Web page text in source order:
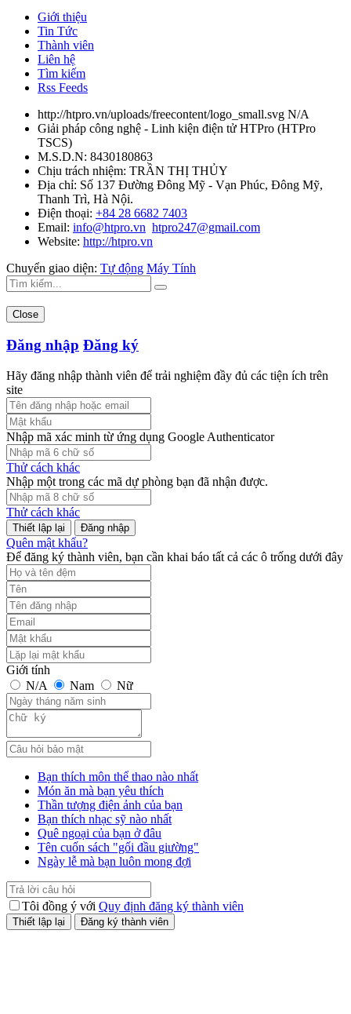
Giới thiệu
Tin Tức
Thành viên
Liên hệ
Tìm kiếm
Rss Feeds
http://htpro.vn/uploads/freecontent/logo_small.svg N/A
Giải pháp công nghệ - Linh kiện điện tử HTPro (HTPro
TSCS)
M.S.D.N: 8430180863
Chịu trách nhiệm: TRẦN THỊ THỦY
Địa chỉ: Số 137 Đường Đông Mỹ - Vạn Phúc, Đông Mỹ,
Thanh Trì, Hà Nội.
Điện thoại: +84 28 6682 7403
Email: info@htpro.vn htpro247@gmail.com
Website: http://htpro.vn
Chuyển giao diện: Tự động Máy Tính
Close
Đăng nhập Đăng ký
Hãy đăng nhập thành viên để trải nghiệm đầy đủ các tiện ích trên
site
Nhập mã xác minh từ ứng dụng Google Authenticator
Thử cách khác
Nhập một trong các mã dự phòng bạn đã nhận được.
Thử cách khác
Đăng nhập
Quên mật khẩu?
Để đăng ký thành viên, bạn cần khai báo tất cả các ô trống dưới đây
Giới tính
N/A
Nam Nữ
Bạn thích môn thể thao nào nhất
Món ăn mà bạn yêu thích
Thần tượng điện ảnh của bạn
Bạn thích nhạc sỹ nào nhất
Quê ngoại của bạn ở đâu
Tên cuốn sách "gối đầu giường"
Ngày lễ mà bạn luôn mong đợi
Tôi đồng ý với Quy định đăng ký thành viên